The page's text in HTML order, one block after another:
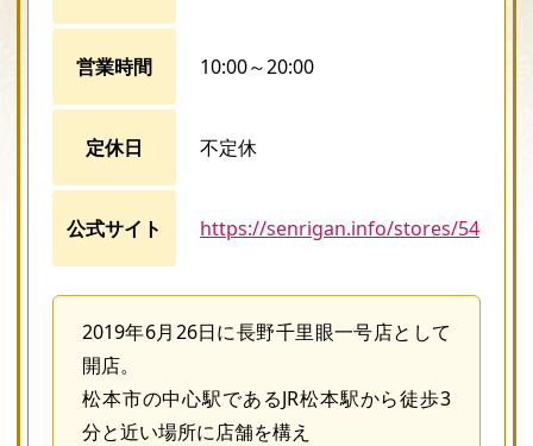
営業時間 10:00～20:00
定休日 不定休
公式サイト https://senrigan.info/stores/54
2019年6月26日に長野千里眼一号店として
開店。
松本市の中心駅であるJR松本駅から徒歩3
分と近い場所に店舗を構え